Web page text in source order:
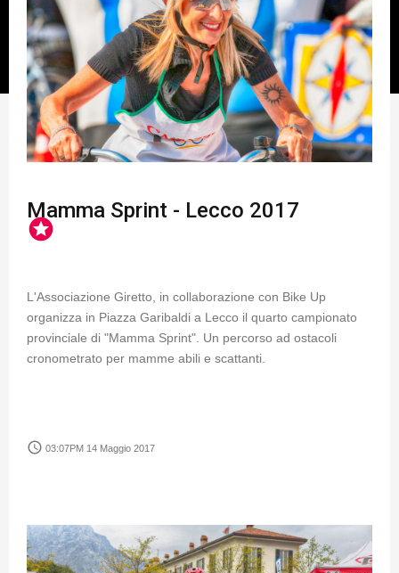
Mamma Sprint - Lecco 2017
stars
L'Associazione Giretto, in collaborazione con Bike Up
organizza in Piazza Garibaldi a Lecco il quarto campionato
provinciale di "Mamma Sprint". Un percorso ad ostacoli
cronometrato per mamme abili e scattanti.
access_time 03:07PM 14 Maggio 2017